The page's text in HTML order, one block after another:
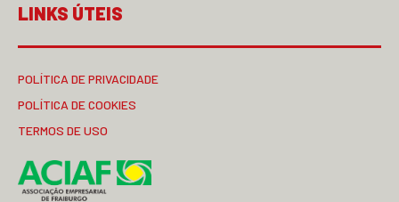
LINKS ÚTEIS
POLÍTICA DE PRIVACIDADE
POLÍTICA DE COOKIES
TERMOS DE USO